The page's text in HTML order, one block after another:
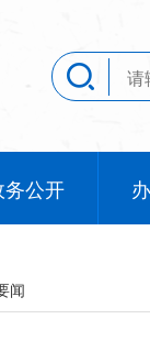
务公开
闻